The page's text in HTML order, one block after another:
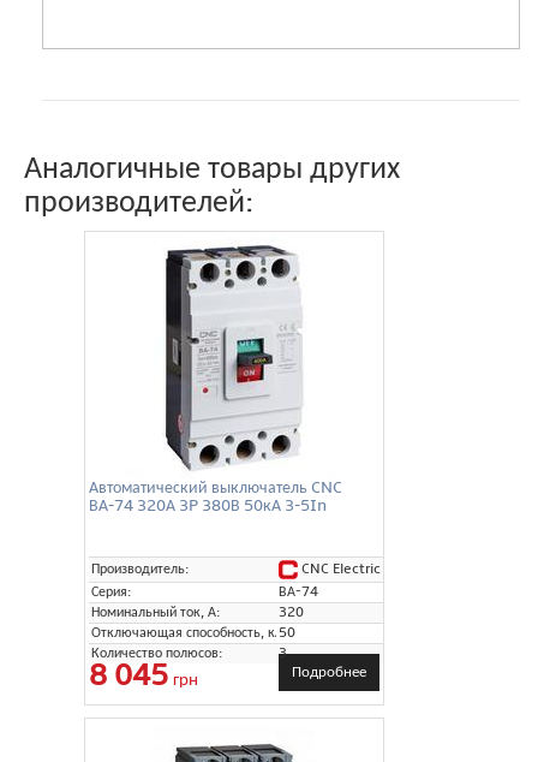
Аналогичные товары других
производителей:
Автоматический выключатель CNC
ВА-74 320А 3P 380В 50кА 3-5In
Производитель:
CNC Electric
Серия:
ВА-74
Номинальный ток, А:
320
Отключающая способность, кА:50
Количество полюсов:
3
8 045 грн Подробнее